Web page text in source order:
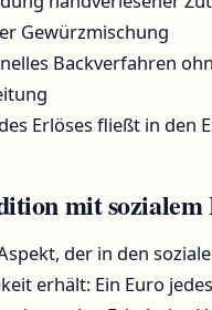
Gewürzmischung
Backverfahren
Erlöses fließt in den
mit sozialem
der in den
erhält: Ein Euro